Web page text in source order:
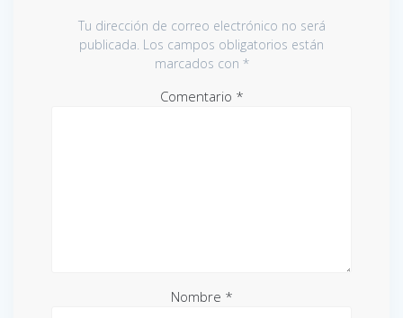
Tu dirección de correo electrónico no será
publicada. Los campos obligatorios están
marcados con *
Comentario *
Nombre *